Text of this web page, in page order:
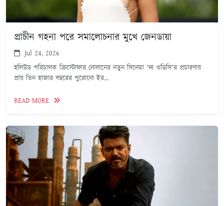
প্রাচীন গহনা পরে সমালোচনার মুখে জেনডায়া
Jul 24, 2026
হলিউড পরিচালক ক্রিস্টোফার নোলানের নতুন সিনেমা 'দ্য ওডিসি'র প্রচারণায়
প্রায় তিন হাজার বছরের পুরোনো ইর...
READ MORE